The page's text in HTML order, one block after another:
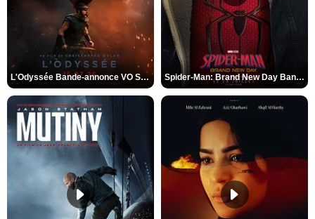
L'Odyssée Bande-annonce VO STFR Spider-Man: Brand New Day Bande-annonce VO STFR